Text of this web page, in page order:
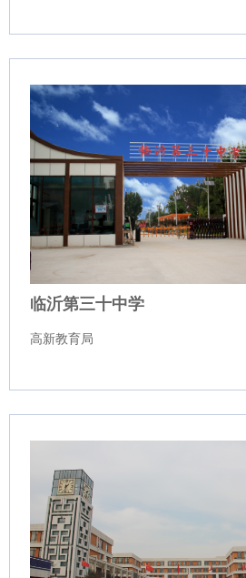
临沂第三十中学
高新教育局